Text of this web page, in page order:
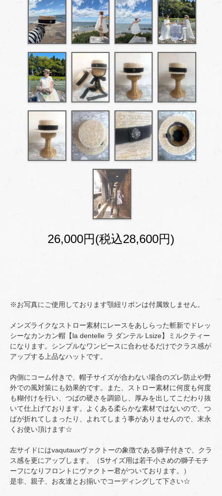
26,000円(税込28,600円)
※お写真にご使用しております顎紐リボンは付属致しません。
メンズライクなストロー素材にレースをあしらった斬新でドレッ
シーなカンカン帽【la dentelle ラ ダンテル Lsize】ミルクティー
になります。シンプルなワンピースに合わせるだけでクラス感が
アップする上品なハットです。
内側にコーム付きで、帽子サイズが合わない場合のズレ防止や野
外での風対策にも効果的です。また、ストロー素材に何度も何度
も糊付けを行い、つばの硬さを調節し、厚みを出してこだわり抜
いて仕上げております。よくある柔らかな素材ではないので、つ
ばが折れてしまったり、よれてしまう事がありませんので、末永
くお使い頂けます☆
左サイドにはvaqutauxヴァクトーの象徴である獅子付きで、クラ
ス感を更にアップします。（Sサイズ用は若干小さめの獅子モチ
ーフになりフロントにヴァクトー君がついております。）
是非、親子、お友達とお揃いでコーディングして下さい☆